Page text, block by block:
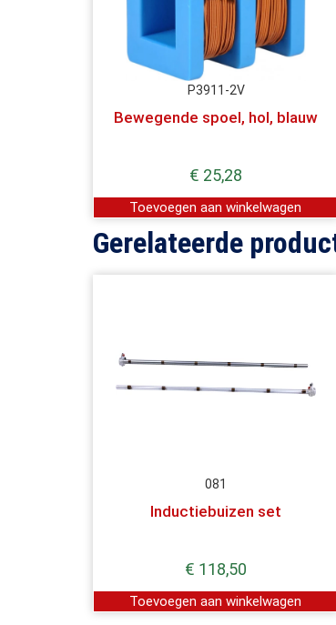
P3911-2V
Bewegende spoel, hol, blauw
€ 25,28
Toevoegen aan winkelwagen
Gerelateerde
081
Inductiebuizen set
€ 118,50
Toevoegen aan winkelwagen